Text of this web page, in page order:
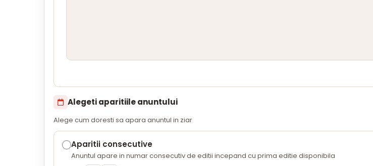
Alegeti aparitiile anuntului
Alege cum doresti sa apara anuntul in ziar
Aparitii consecutive
Anuntul apare in numar consecutiv de editii incepand cu prima editie disponibila